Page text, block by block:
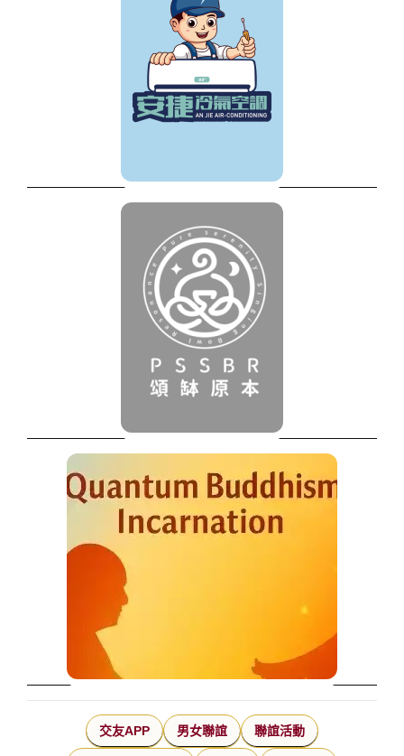
交友APP 男女聯誼 聯誼活動